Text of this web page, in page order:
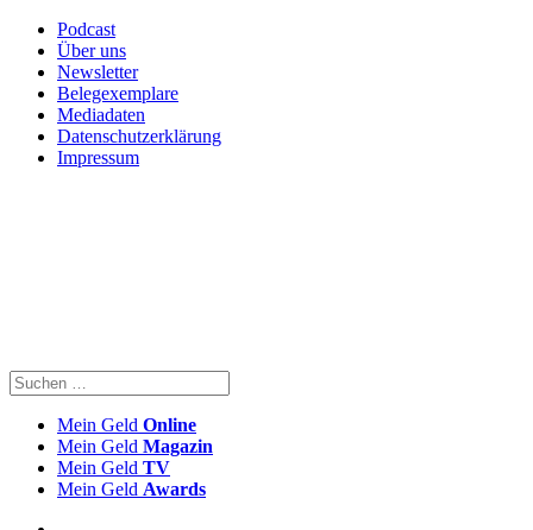
Podcast
Über uns
Newsletter
Belegexemplare
Mediadaten
Datenschutzerklärung
Impressum
Mein Geld Online
Mein Geld Magazin
Mein Geld TV
Mein Geld Awards